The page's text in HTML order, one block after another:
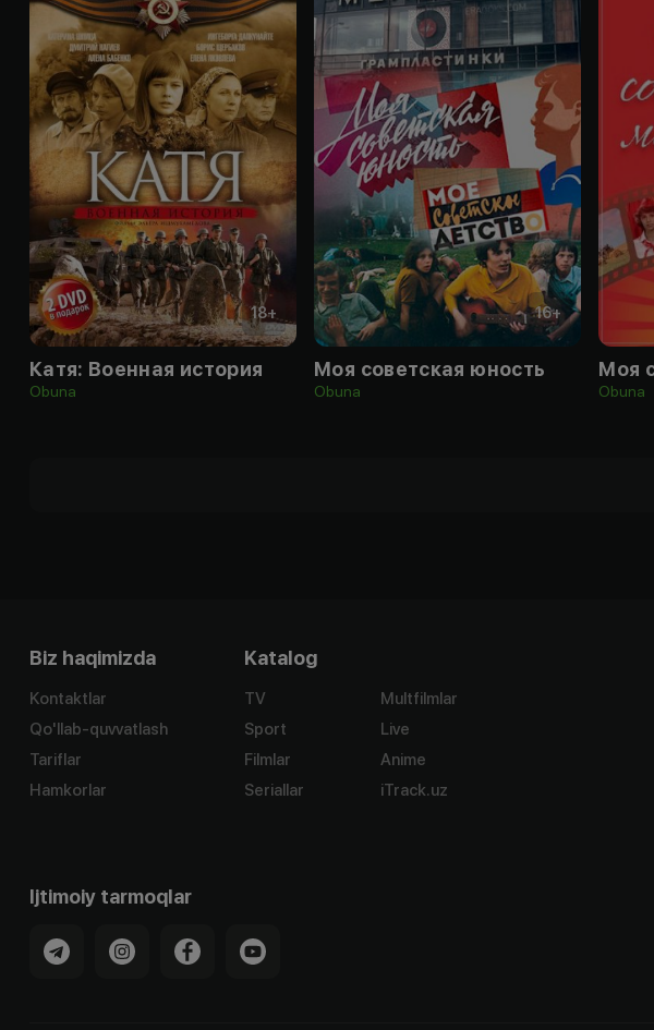
18+
Катя: Военная история
Obuna
16+
Моя советская юность
Obuna Obuna
Biz haqimizda
Kontaktlar
Qo'llab-quvvatlash
Tariflar
Hamkorlar
Katalog
TV
Sport
Filmlar
Seriallar
Multfilmlar
Live
Anime
iTrack.uz
Ijtimoiy tarmoqlar